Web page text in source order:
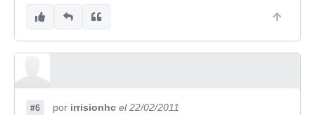
#6 por irrisionhc el 22/02/2011